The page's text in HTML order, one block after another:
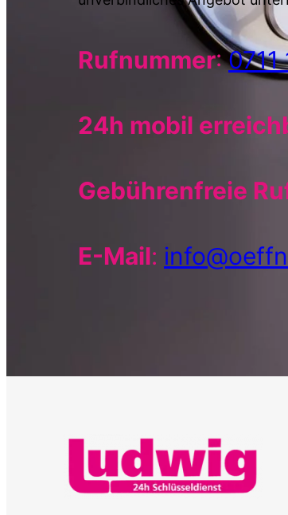
Rufnummer:
24h mobil
Gebührenfreie
E-Mail: